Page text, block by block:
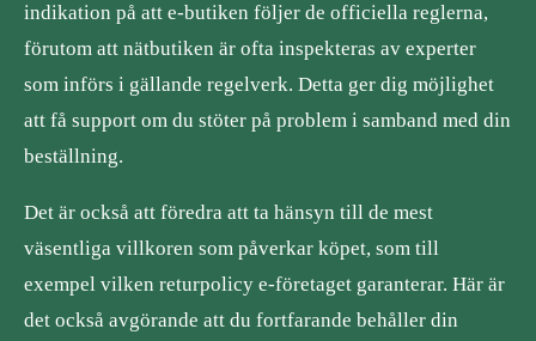
indikation på att e-butiken följer de officiella reglerna,
förutom att nätbutiken är ofta inspekteras av experter
som införs i gällande regelverk. Detta ger dig möjlighet
att få support om du stöter på problem i samband med din
beställning.
Det är också att föredra att ta hänsyn till de mest
väsentliga villkoren som påverkar köpet, som till
exempel vilken returpolicy e-företaget garanterar. Här är
det också avgörande att du fortfarande behåller din